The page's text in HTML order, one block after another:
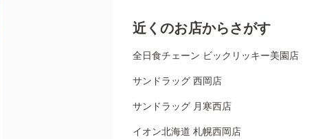
近くのお店からさがす
全日食チェーン ビックリッキー美園店
サンドラッグ 西岡店
サンドラッグ 月寒西店
イオン北海道 札幌西岡店